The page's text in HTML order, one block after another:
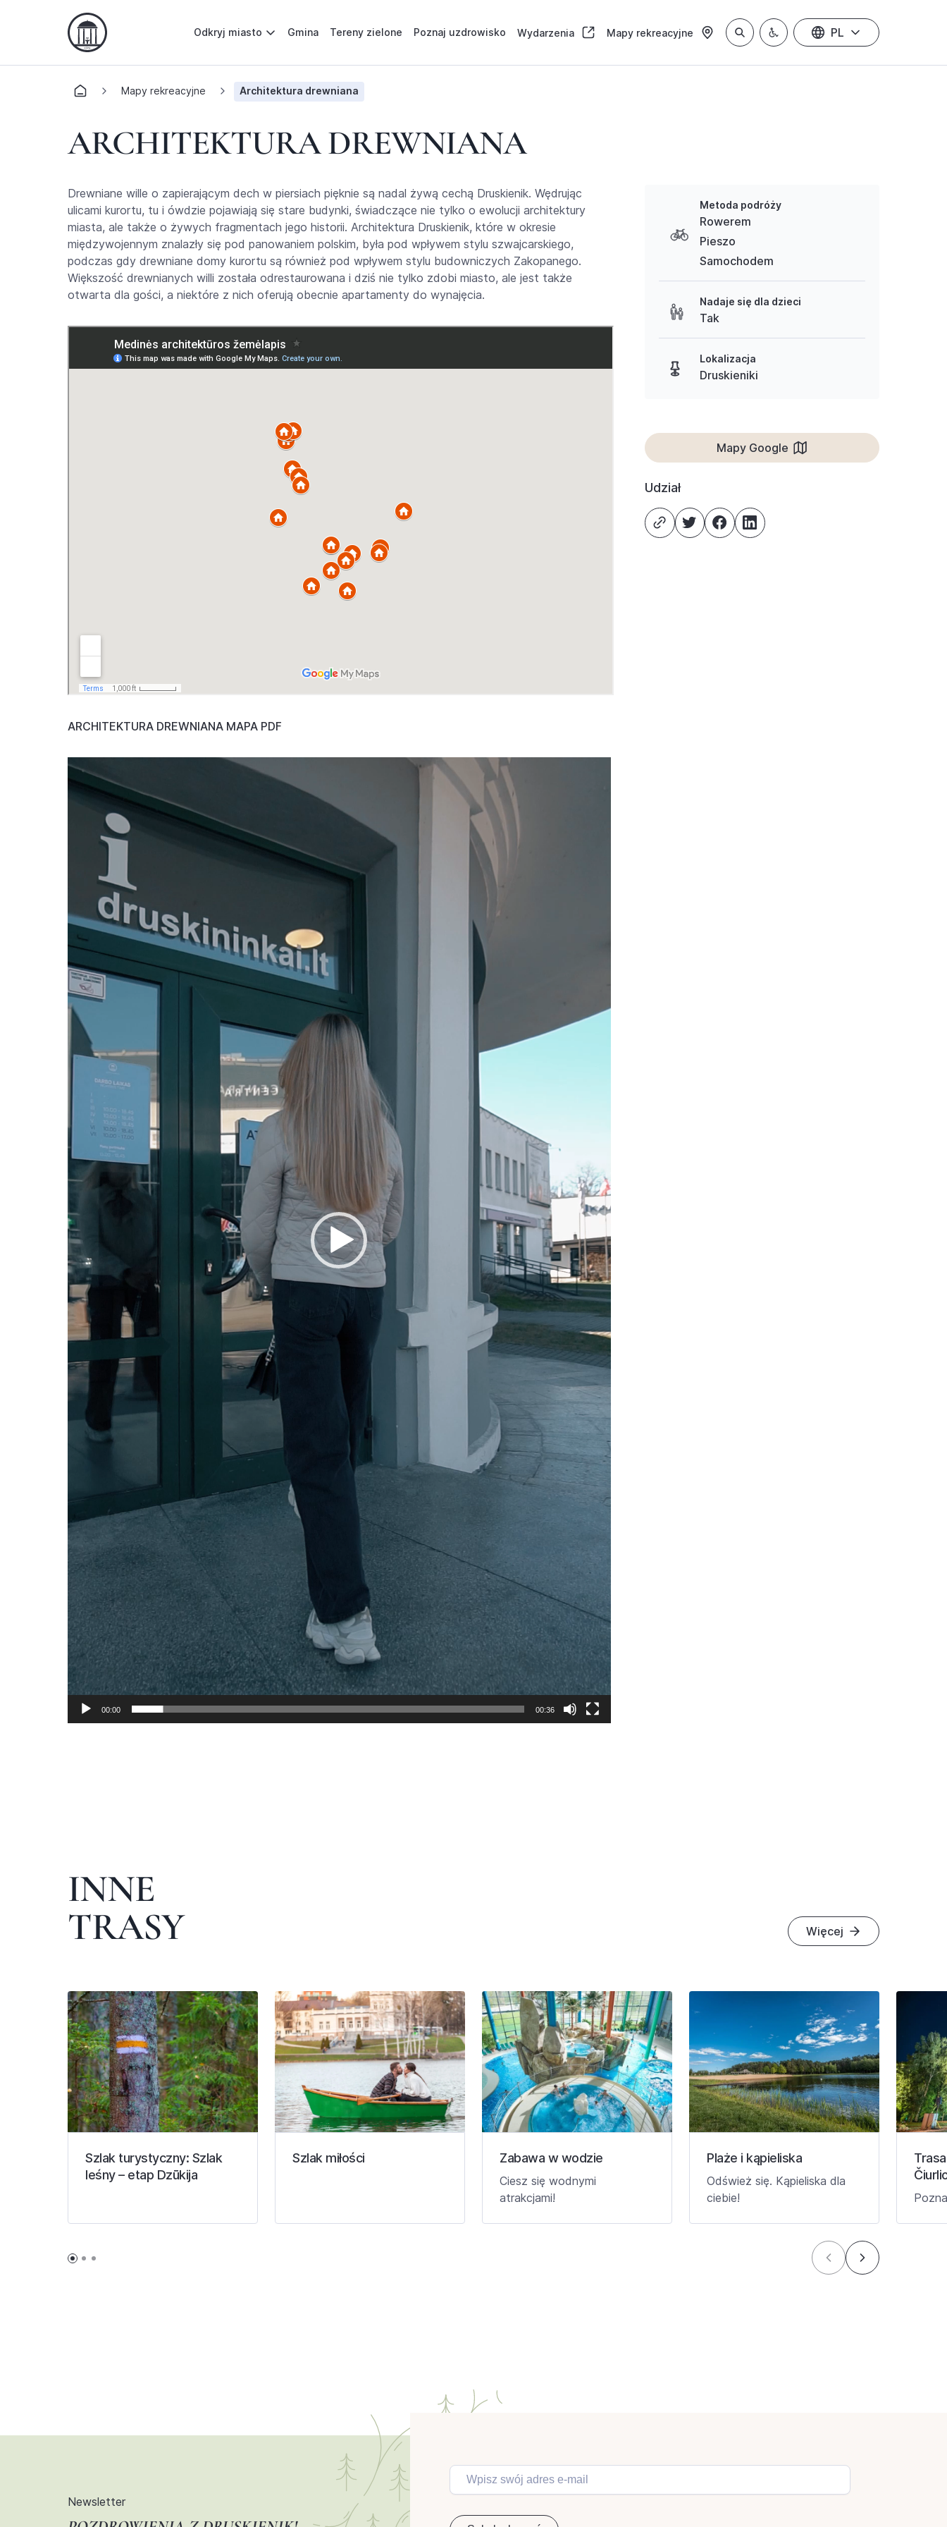
Odkryj miasto Gmina Tereny zielone Poznaj uzdrowisko Wydarzenia Mapy rekreacyjne PL
Mapy rekreacyjne Architektura drewniana
ARCHITEKTURA DREWNIANA
Drewniane wille o zapierającym dech w piersiach pięknie są nadal żywą cechą Druskienik. Wędrując
ulicami kurortu, tu i ówdzie pojawiają się stare budynki, świadczące nie tylko o ewolucji architektury
miasta, ale także o żywych fragmentach jego historii. Architektura Druskienik, które w okresie
międzywojennym znalazły się pod panowaniem polskim, była pod wpływem stylu szwajcarskiego,
podczas gdy drewniane domy kurortu są również pod wpływem stylu budowniczych Zakopanego.
Większość drewnianych willi została odrestaurowana i dziś nie tylko zdobi miasto, ale jest także
otwarta dla gości, a niektóre z nich oferują obecnie apartamenty do wynajęcia.
ARCHITEKTURA DREWNIANA MAPA PDF
Odtwarzacz
video
00:00 00:36
Metoda podróży
Rowerem
Pieszo
Samochodem
Nadaje się dla dzieci
Tak
Lokalizacja
Druskieniki
Mapy Google
Udział
INNE
TRASY
Więcej
Szlak turystyczny: Szlak
leśny – etap Dzūkija
Szlak miłości Zabawa w wodzie
Ciesz się wodnymi
atrakcjami!
Plaże i kąpieliska
Odśwież się. Kąpieliska dla
ciebie!
Newsletter